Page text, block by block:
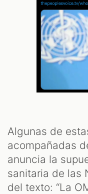
Algunas de
acompañadas
anuncia la
sanitaria de las
del texto: “La